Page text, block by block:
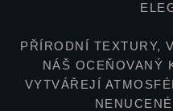
PŘÍRODNÍ TEXTURY,
NÁŠ OCEŇOVANÝ
VYTVÁŘEJÍ